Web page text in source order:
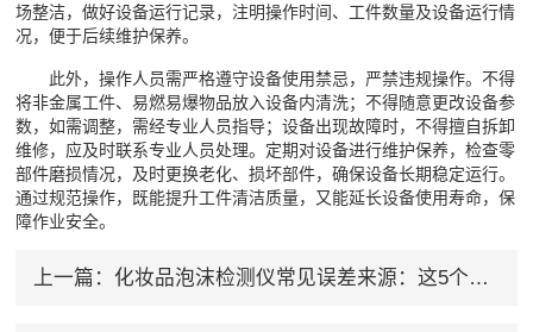
场整洁，做好设备运行记录，注明操作时间、工件数量及设备运行情
况，便于后续维护保养。
此外，操作人员需严格遵守设备使用禁忌，严禁违规操作。不得
将非金属工件、易燃易爆物品放入设备内清洗；不得随意更改设备参
数，如需调整，需经专业人员指导；设备出现故障时，不得擅自拆卸
维修，应及时联系专业人员处理。定期对设备进行维护保养，检查零
部件磨损情况，及时更换老化、损坏部件，确保设备长期稳定运行。
通过规范操作，既能提升工件清洁质量，又能延长设备使用寿命，保
障作业安全。
上一篇： 化妆品泡沫检测仪常见误差来源：这5个操作细节最容易出错